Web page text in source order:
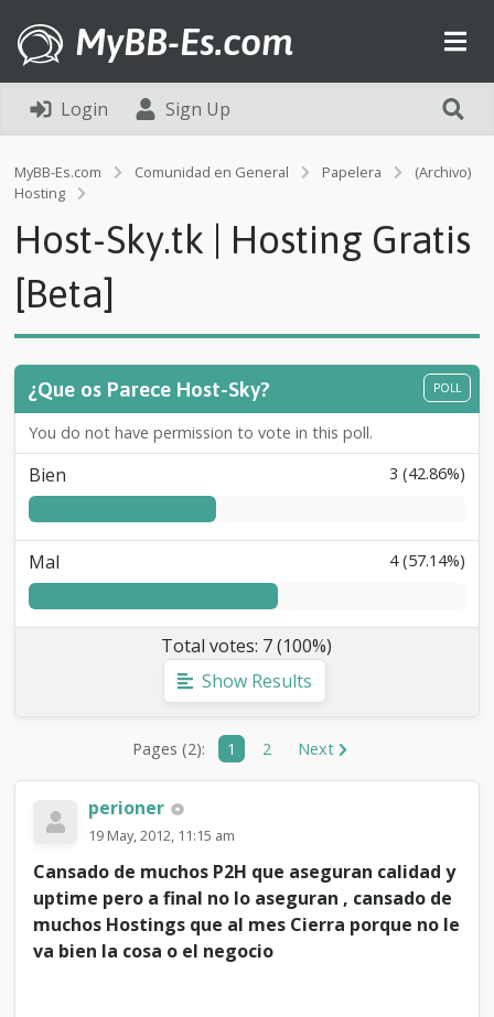
MyBB-Es.com
Login Sign Up
MyBB-Es.com Comunidad en General Papelera
(Archivo)
Hosting
S
y
k
H
i
n
G
r
a
t
]
Host-Sky.tk | Hosting Gratis
[Beta]
POLL
¿Que os Parece Host-Sky?
You do not have permission to vote in this poll.
Bien 3 (42.86%)
Mal 4 (57.14%)
Show Results
Total votes: 7 (100%)
Pages (2): 1 2 Next
perioner
19 May, 2012, 11:15 am
Cansado de muchos P2H que aseguran calidad y
uptime pero a final no lo aseguran , cansado de
muchos Hostings que al mes Cierra porque no le
va bien la cosa o el negocio